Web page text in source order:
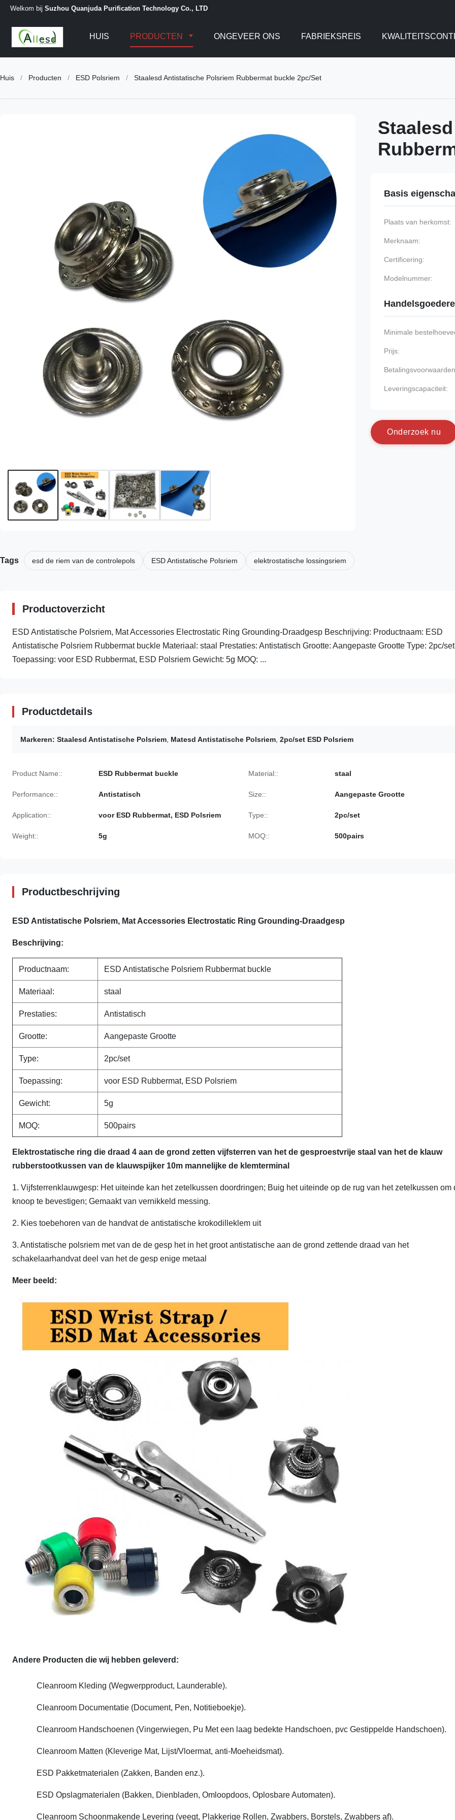
Welkom bij Suzhou Quanjuda Purification Technology Co., LTD
HUIS PRODUCTEN ONGEVEER ONS FABRIEKSREIS
Huis / Producten / ESD Polsriem / Staalesd Antistatische Polsriem Rubbermat buckle 2pc/Set
Basis
Plaats van herkomst:
Merknaam:
Certificering:
Modelnummer:
Minimale
Prijs:
Leveringscapaciteit:
Onderzoek nu
Tags esd de riem van de controlepols ESD Antistatische Polsriem elektrostatische lossingsriem
Productoverzicht
ESD Antistatische Polsriem, Mat Accessories Electrostatic Ring Grounding-Draadgesp Beschrijving: Productnaam: ESD
Antistatische Polsriem Rubbermat buckle Materiaal: staal Prestaties: Antistatisch Grootte: Aangepaste Grootte Type: 2pc/set
Toepassing: voor ESD Rubbermat, ESD Polsriem Gewicht: 5g MOQ: ...
Productdetails
Markeren: Staalesd Antistatische Polsriem Matesd Antistatische Polsriem 2pc/set ESD Polsriem
Product Name:: ESD Rubbermat buckle Material:: staal
Performance:: Antistatisch Size:: Aangepaste Grootte
Application:: voor ESD Rubbermat, ESD Polsriem Type:: 2pc/set
Weight:: 5g MOQ:: 500pairs
Productbeschrijving
ESD Antistatische Polsriem, Mat Accessories Electrostatic Ring Grounding-Draadgesp
Beschrijving:
Productnaam: ESD Antistatische Polsriem Rubbermat buckle
Materiaal: staal
Prestaties: Antistatisch
Grootte: Aangepaste Grootte
Type: 2pc/set
Toepassing: voor ESD Rubbermat, ESD Polsriem
Gewicht: 5g
MOQ: 500pairs
Elektrostatische ring die draad 4 aan de grond zetten vijfsterren van het de gesproestvrije staal van het de klauw
rubberstootkussen van de klauwspijker 10m mannelijke de klemterminal
1. Vijfsterrenklauwgesp: Het uiteinde kan het zetelkussen doordringen; Buig het uiteinde op de rug van het zetelkussen om
knoop te bevestigen; Gemaakt van vernikkeld messing.
2. Kies toebehoren van de handvat de antistatische krokodilleklem uit
3. Antistatische polsriem met van de de gesp het in het groot antistatische aan de grond zettende draad van het
schakelaarhandvat deel van het de gesp enige metaal
Meer beeld:
Andere Producten die wij hebben geleverd:
Cleanroom Kleding (Wegwerpproduct, Launderable).
Cleanroom Documentatie (Document, Pen, Notitieboekje).
Cleanroom Handschoenen (Vingerwiegen, Pu Met een laag bedekte Handschoen, pvc Gestippelde Handschoen).
Cleanroom Matten (Kleverige Mat, Lijst/Vloermat, anti-Moeheidsmat).
ESD Pakketmaterialen (Zakken, Banden enz.).
ESD Opslagmaterialen (Bakken, Dienbladen, Omloopdoos, Oplosbare Automaten).
Cleanroom Schoonmakende Levering (veegt, Plakkerige Rollen, Zwabbers, Borstels, Zwabbers af).